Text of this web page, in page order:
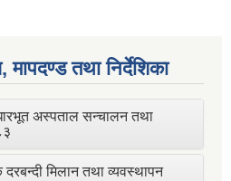
मापदण्ड तथा निर्देशिका
अस्पताल सन्चालन तथा
दरबन्दी मिलान तथा व्यवस्थापन